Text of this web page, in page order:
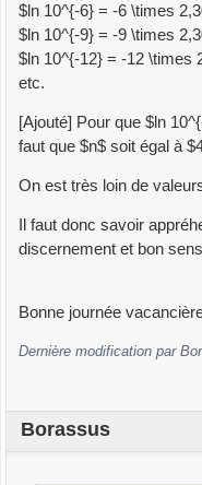
$ln 10^{-6} = -6 \times
$ln 10^{-9} = -9 \times
$ln 10^{-12} = -12 \times
etc.
[Ajouté] Pour que $ln
faut que $n$ soit égal à
On est très loin de
Il faut donc savoir
discernement et bon
Bonne journée
Dernière modification par
Borassus